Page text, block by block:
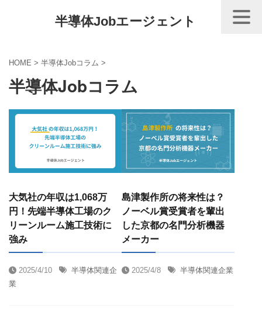
半導体Jobエージェント
HOME > 半導体Jobコラム >
半導体Jobコラム
大気社の年収は1,068万
円！先端半導体工場のク
リーンルーム施工技術に
強み
2025/4/10
半導体関連企
業
島津製作所の将来性は？
ノーベル賞受賞者を輩出
した京都の名門分析機器
メーカー
2025/4/8 半導体関連企業